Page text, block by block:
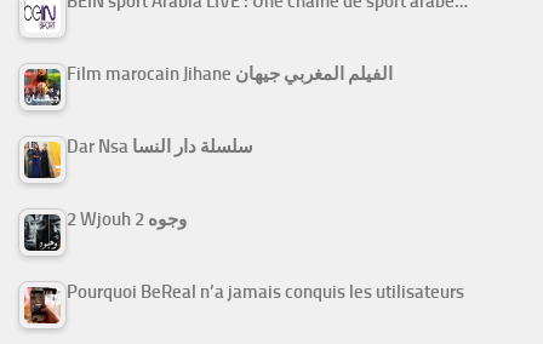
Film marocain Jihane الفيلم المغربي جيهان
Dar Nsa سلسلة دار النسا
2 Wjouh 2 وجوه
Pourquoi BeReal n’a jamais conquis les utilisateurs